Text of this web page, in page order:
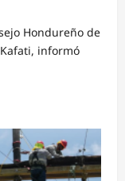
Hondureño de
informó